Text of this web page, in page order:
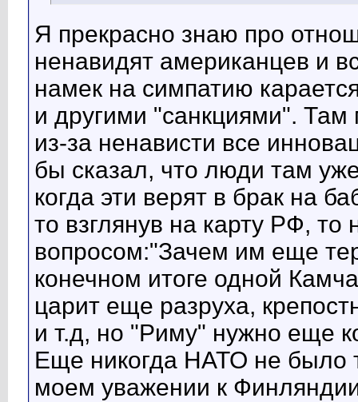
Я прекрасно знаю про
ненавидят американцев и
намек на симпатию
и другими "санкциями".
из-за ненависти все
бы сказал, что люди там
когда эти верят в брак на
то взглянув на карту РФ,
вопросом:"Зачем им еще
конечном итоге одной
царит еще разруха,
и т.д, но "Риму" нужно еще
Еще никогда НАТО не было
моем уважении к